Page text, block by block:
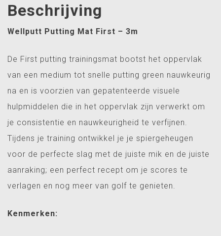
Beschrijving
Wellputt Putting Mat First – 3m
De First putting trainingsmat bootst het oppervlak
van een medium tot snelle putting green nauwkeurig
na en is voorzien van gepatenteerde visuele
hulpmiddelen die in het oppervlak zijn verwerkt om
je consistentie en nauwkeurigheid te verfijnen.
Tijdens je training ontwikkel je je spiergeheugen
voor de perfecte slag met de juiste mik en de juiste
aanraking; een perfect recept om je scores te
verlagen en nog meer van golf te genieten.
Kenmerken: